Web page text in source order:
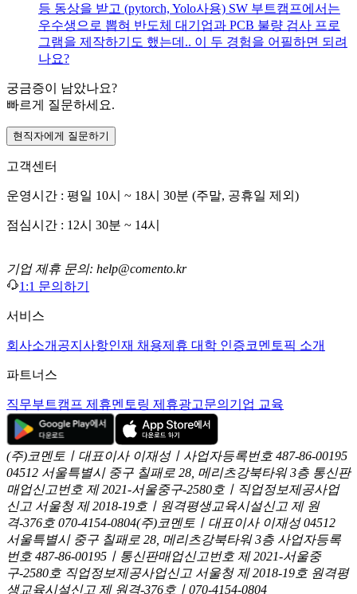
등 동상을 받고 (pytorch, Yolo사용) SW 부트캠프에서는
우수생으로 뽑혀 반도체 대기업과 PCB 불량 검사 프로
그램을 제작하기도 했는데.. 이 두 경험을 어필하면 되려
나요?
궁금증이 남았나요?
빠르게 질문하세요.
현직자에게 질문하기
고객센터
운영시간 : 평일 10시 ~ 18시 30분 (주말, 공휴일 제외)
점심시간 : 12시 30분 ~ 14시
기업 제휴 문의: help@comento.kr
1:1 문의하기
서비스
회사소개 공지사항인재 채용제휴 대학 인증코멘토픽 소개
파트너스
직무부트캠프 제휴멘토링 제휴광고문의 기업 교육
(주)코멘토ㅣ대표이사 이재성ㅣ사업자등록번호 487-86-00195
04512 서울특별시 중구 칠패로 28, 메리츠강북타워 3층 통신판
매업신고번호 제 2021-서울중구-2580호ㅣ직업정보제공사업
신고 서울청 제 2018-19호ㅣ원격평생교육시설신고 제 원
격-376호 070-4154-0804(주)코멘토ㅣ대표이사 이재성 04512
서울특별시 중구 칠패로 28, 메리츠강북타워 3층 사업자등록
번호 487-86-00195ㅣ통신판매업신고번호 제 2021-서울중
구-2580호 직업정보제공사업신고 서울청 제 2018-19호 원격평
생교육시설신고 제 원격-376호ㅣ070-4154-0804